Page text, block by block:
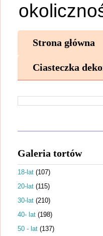
Strona główna
Ciasteczka
Galeria tortów
18-lat (107)
20-lat (115)
30-lat (210)
40- lat (198)
50 - lat (137)